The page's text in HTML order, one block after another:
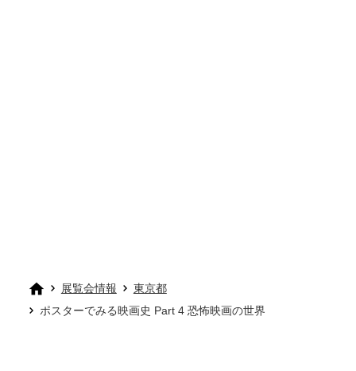
展覧会情報
東京都
ポスターでみる映画史 Part 4 恐怖映画の世界